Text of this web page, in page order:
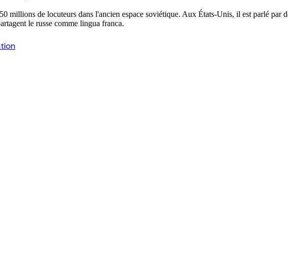
millions de locuteurs dans l'ancien espace soviétique. Aux États-Unis, il est parlé par
le russe comme lingua franca.